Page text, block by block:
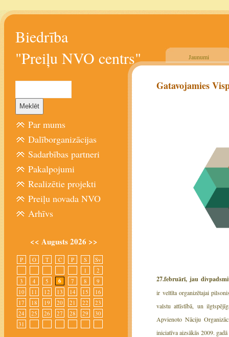
Biedrība
"Preiļu NVO centrs"
Jaunumi
Gatavojamies
27.februārī, jau
ir veltīta organizētajai
valstu attīstībā, un
Apvienoto Nāciju
iniciatīva aizsākās 2009.
Par mums
Dalīborganizācijas
Sadarbības partneri
Pakalpojumi
Realizētie projekti
Preiļu novada NVO
Arhīvs
<< Augusts 2026 >>
P O T C P S
Sv
1
2
3
4 5 6 7 8
9
10
11 12 13 14 15
16
17
18 19 20 21 22
23
24
25 26 27 28 29
30
31